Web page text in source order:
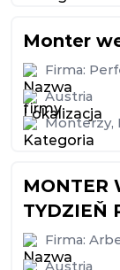
Monter
Firma:
Austria
Monterzy,
MONTER
TYDZIEŇ
Firma:
Austria